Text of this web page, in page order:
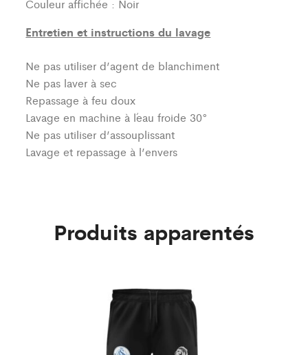
Couleur affichée : Noir
Entretien et instructions du lavage
Ne pas utiliser d’agent de blanchiment
Ne pas laver à sec
Repassage à feu doux
Lavage en machine à l´eau froide 30°
Ne pas utiliser d’assouplissant
Lavage et repassage à l’envers
Produits apparentés